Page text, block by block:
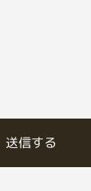
送信する